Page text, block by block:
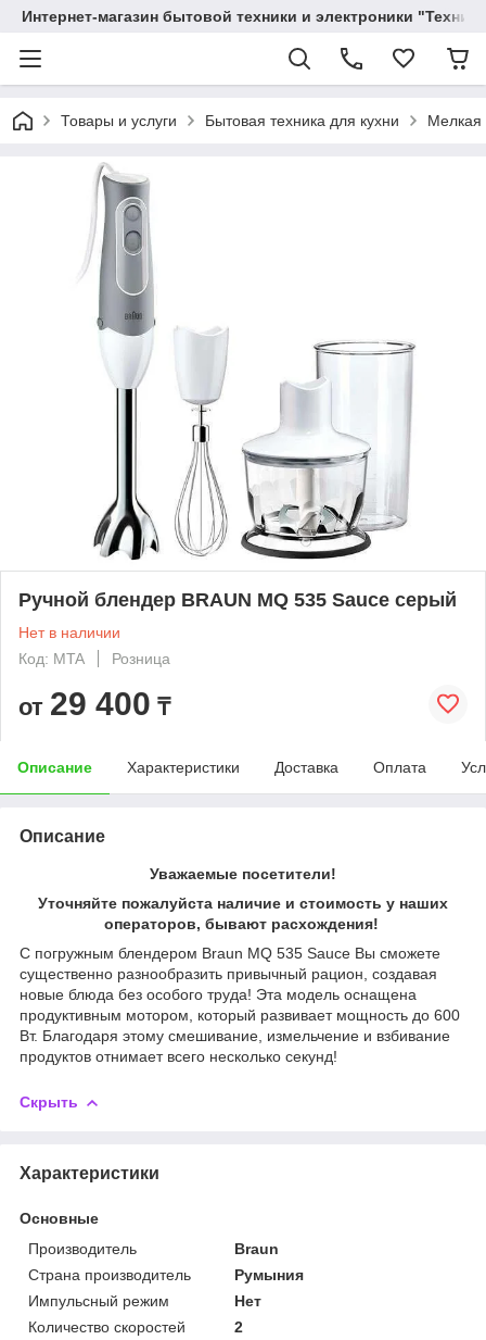
Интернет-магазин бытовой техники и электроники
Товары и услуги Бытовая техника для кухни Мелкая
Ручной блендер BRAUN MQ 535 Sauce серый
Нет в наличии
Код: MTA
Розница
от 29 400 ₸
Описание Характеристики Доставка Оплата
Описание
Уважаемые посетители!
Уточняйте пожалуйста наличие и стоимость у наших
операторов, бывают расхождения!
С погружным блендером Braun MQ 535 Sauce Вы сможете
существенно разнообразить привычный рацион, создавая
новые блюда без особого труда! Эта модель оснащена
продуктивным мотором, который развивает мощность до 600
Вт. Благодаря этому смешивание, измельчение и взбивание
продуктов отнимает всего несколько секунд!
Скрыть
Характеристики
Основные
Производитель
Braun
Страна производитель
Румыния
Импульсный режим
Нет
Количество скоростей
2